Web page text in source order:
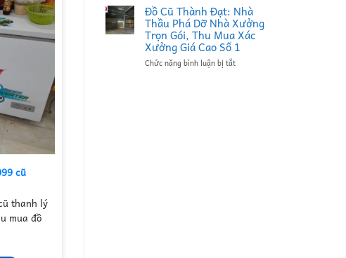
Ký
Hợp
Đồng
Định
Kỳ
B2B
Thu
Mua
Xác
Nhà
Xưởng
Bắc
Cũ
Thành
Đạt:
Nhà
Thầu
Phá
Đồ Cũ Thành Đạt: Nhà
Thầu Phá Dỡ Nhà Xưởng
Trọn Gói, Thu Mua Xác
Xưởng Giá Cao Số 1
Chức năng bình luận bị tắtở
cũ
thanh lý
mua đồ